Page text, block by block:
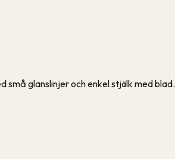
små glanslinjer och enkel stjälk med blad.